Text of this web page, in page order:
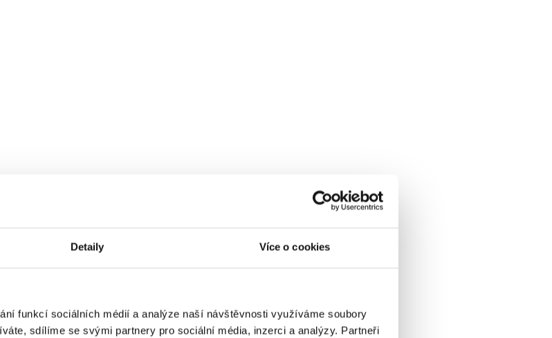
Detaily Více o cookies
funkcí sociálních médií a analýze naší návštěvnosti využíváme soubory
sdílíme se svými partnery pro sociální média, inzerci a analýzy. Partneři